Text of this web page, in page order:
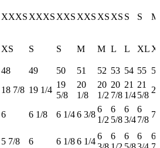
XXXS XXXS XXS XXS XS XS S S M
XS S S M M L L XL
48 49 50 51 52 53 54 55 56
18 7/8 19 1/4
19
5/8
20
1/8
20
1/2
20
7/8
21
1/4
21
5/8
22
6 6 1/8 6 1/46 3/8
6
1/2
6
5/8
6
3/4
6
7/8
7
5 7/8 6 6 1/86 1/4
6
6
6
6
6